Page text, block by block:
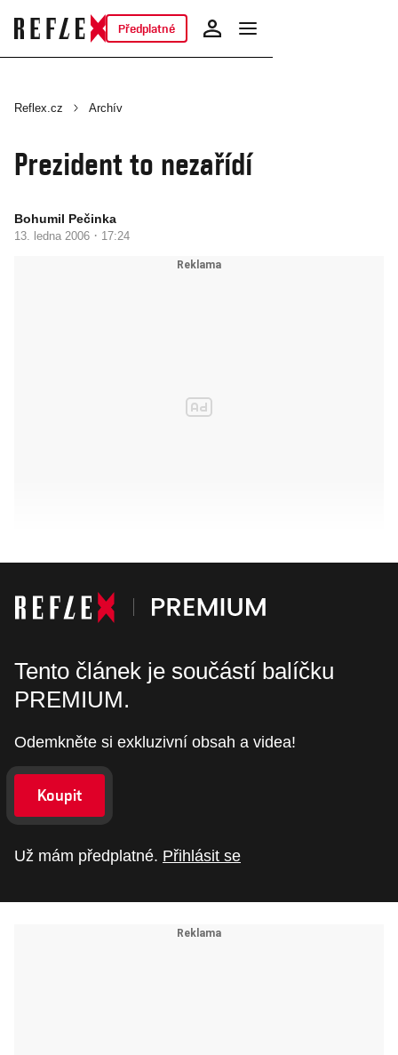
Předplatné
Reflex.cz Archív
Prezident to nezařídí
Bohumil Pečinka
13. ledna 2006 · 17:24
Tento článek je součástí balíčku
PREMIUM.
Odemkněte si exkluzivní obsah a videa!
Koupit
Už mám předplatné. Přihlásit se